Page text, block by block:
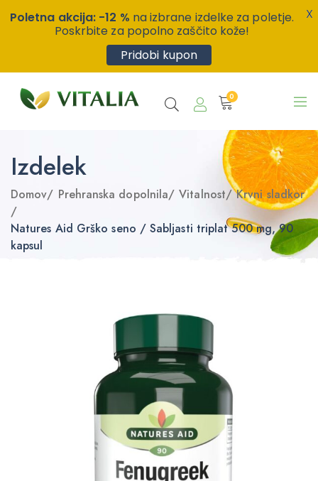
0
Izdelek
Domov/ Prehranska dopolnila/ Vitalnost/ Krvni sladkor
/
Natures Aid Grško seno / Sabljasti triplat 500 mg, 90
kapsul
Poletna akcija: -12 % na izbrane izdelke za poletje.
Poskrbite za popolno zaščito kože!
Pridobi kupon
X